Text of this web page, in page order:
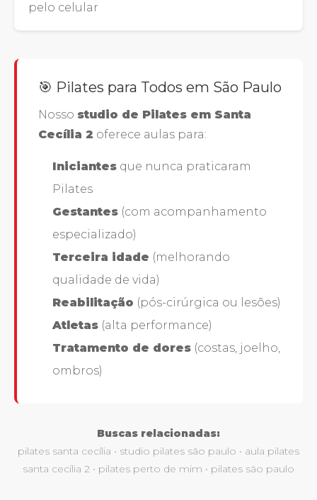
pelo celular
🎯 Pilates para Todos em São Paulo
Nosso studio de Pilates em Santa
Cecília 2 oferece aulas para:
Iniciantes que nunca praticaram
Pilates
Gestantes (com acompanhamento
especializado)
Terceira idade (melhorando
qualidade de vida)
Reabilitação (pós-cirúrgica ou lesões)
Atletas (alta performance)
Tratamento de dores (costas, joelho,
ombros)
Buscas relacionadas:
pilates santa cecília • studio pilates são paulo • aula pilates
santa cecília 2 • pilates perto de mim • pilates são paulo